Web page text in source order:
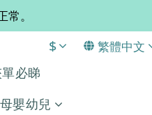
。
$ 繁體中文
必睇
母嬰幼兒